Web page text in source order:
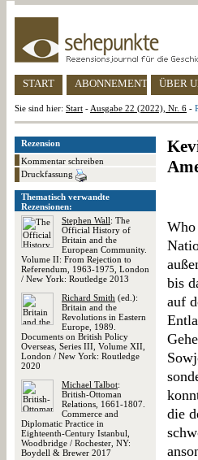
START ABONNEMENT ÜBER
Sie sind hier: Start - Ausgabe 22 (2022), Nr. 6 -
Rezension
Kommentar schreiben
Druckfassung
Thematisch verwandte
Rezensionen:
Stephen Wall: The
Official History of
Britain and the
European Community.
Volume II: From Rejection to
Referendum, 1963-1975, London
/ New York: Routledge 2013
Richard Smith (ed.):
Britain and the
Revolutions in Eastern
Europe, 1989.
Documents on British Policy
Overseas, Series III, Volume XII,
London / New York: Routledge
2020
Michael Talbot:
British-Ottoman
Relations, 1661-1807.
Commerce and
Diplomatic Practice in
Eighteenth-Century Istanbul,
Woodbridge / Rochester, NY:
Boydell & Brewer 2017
Who
bis
auf
die